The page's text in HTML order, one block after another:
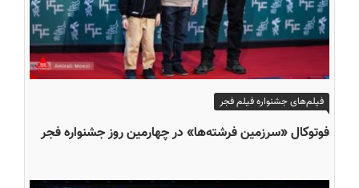
فیلم‌های جشنواره فیلم فجر
فوتوکال «سرزمین فرشته‌ها» در چهارمین روز جشنواره فجر